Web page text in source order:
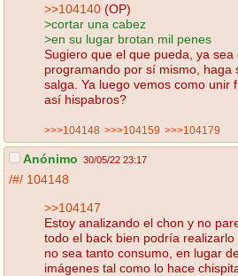
>>104140 (OP)
>cortar una cabez
>en su lugar brotan mil penes
Sugiero que el que pueda, ya sea
programando por sí mismo, haga
salga. Ya luego vemos como unir
así hispabros?
>>>104148 >>>104159 >>>104179
Anónimo 30/05/22 23:17
/#/ 104148
>>104147
Estoy analizando el chon y no
todo el back bien podría
no sea tanto consumo, en lugar
imágenes tal como lo hace